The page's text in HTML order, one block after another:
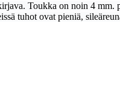
Toukka on noin 4 mm.
tuhot ovat pieniä,